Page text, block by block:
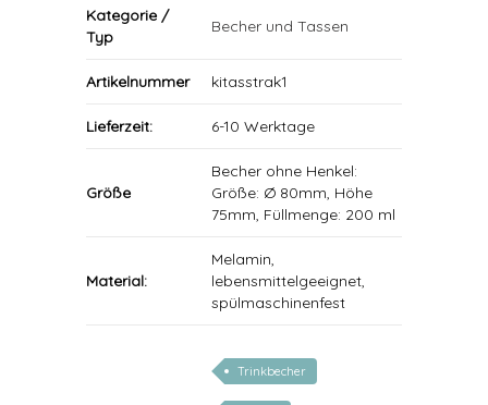
Kategorie /
Typ
Becher und Tassen
Artikelnummer kitasstrak1
Lieferzeit: 6-10 Werktage
Größe
Becher ohne Henkel:
Größe: Ø 80mm, Höhe
75mm, Füllmenge: 200 ml
Material:
Melamin,
lebensmittelgeeignet,
spülmaschinenfest
Trinkbecher